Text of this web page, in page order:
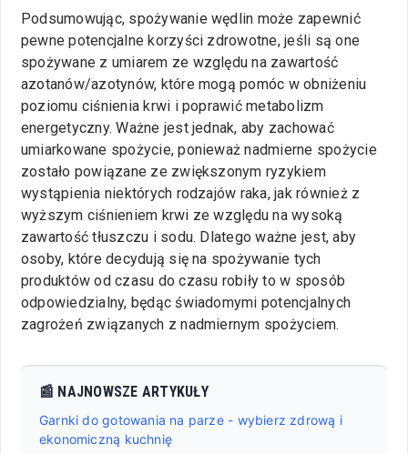
Podsumowując, spożywanie wędlin może zapewnić
pewne potencjalne korzyści zdrowotne, jeśli są one
spożywane z umiarem ze względu na zawartość
azotanów/azotynów, które mogą pomóc w obniżeniu
poziomu ciśnienia krwi i poprawić metabolizm
energetyczny. Ważne jest jednak, aby zachować
umiarkowane spożycie, ponieważ nadmierne spożycie
zostało powiązane ze zwiększonym ryzykiem
wystąpienia niektórych rodzajów raka, jak również z
wyższym ciśnieniem krwi ze względu na wysoką
zawartość tłuszczu i sodu. Dlatego ważne jest, aby
osoby, które decydują się na spożywanie tych
produktów od czasu do czasu robiły to w sposób
odpowiedzialny, będąc świadomymi potencjalnych
zagrożeń związanych z nadmiernym spożyciem.
📰 NAJNOWSZE ARTYKUŁY
Garnki do gotowania na parze - wybierz zdrową i
ekonomiczną kuchnię